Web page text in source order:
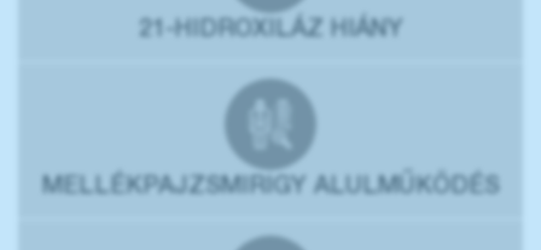
21-HIDROXILÁZ HIÁNY
MELLÉKPAJZSMIRIGY ALULMŰKÖDÉS